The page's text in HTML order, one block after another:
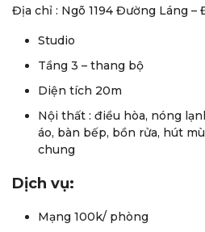
Địa chỉ : Ngõ 1194 Đường Láng –
Studio
Tầng 3 – thang bộ
Diện tích 20m
Nội thất : điều hòa, nóng
áo, bàn bếp, bồn rửa, hút
chung
Dịch vụ:
Mạng 100k/ phòng